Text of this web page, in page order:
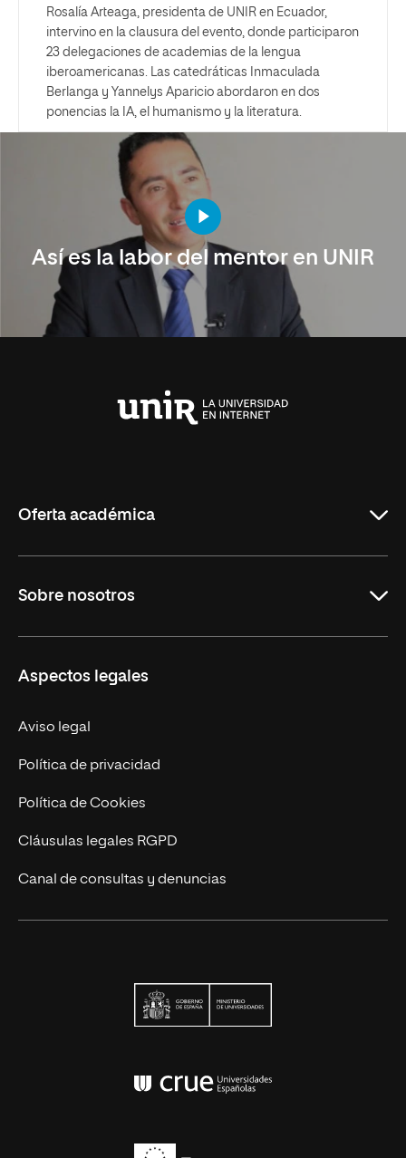
Rosalía Arteaga, presidenta de UNIR en Ecuador,
intervino en la clausura del evento, donde participaron
23 delegaciones de academias de la lengua
iberoamericanas. Las catedráticas Inmaculada
Berlanga y Yannelys Aparicio abordaron en dos
ponencias la IA, el humanismo y la literatura.
Así es la labor del mentor en UNIR
Oferta académica
Maestrías
Sobre nosotros
Trabaja en UNIR
Actualidad
Contacto
Aspectos legales
Aviso legal
Política de privacidad
Política de Cookies
Cláusulas legales RGPD
Canal de consultas y denuncias
Conferencia de